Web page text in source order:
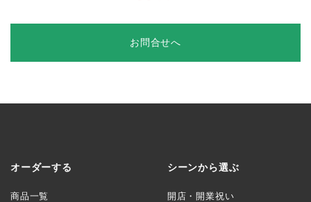
お問合せへ
オーダーする
商品一覧
シーンから選ぶ
開店・開業祝い